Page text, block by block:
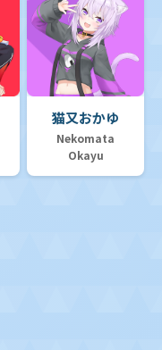
猫又おかゆ
Nekomata
Okayu